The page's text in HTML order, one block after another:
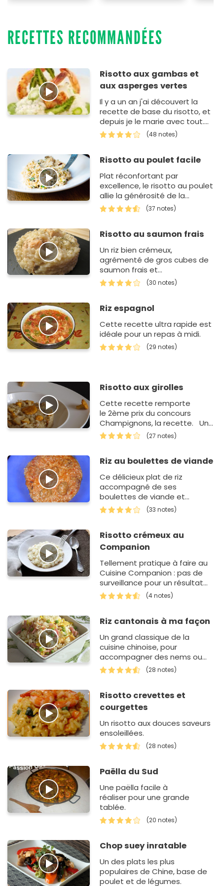
RECETTES RECOMMANDÉES
Risotto aux gambas et
aux asperges vertes
Il y a un an j'ai découvert la
recette de base du risotto, et
depuis je le marie avec tout.
Ici avec des pointes
d'asperges et des gambas.
(48 notes)
Risotto au poulet facile
Plat réconfortant par
excellence, le risotto au poulet
allie la générosité de la
gastronomie italienne à la
simplicité d'u…
(37 notes)
Risotto au saumon frais
Un riz bien crémeux,
agrémenté de gros cubes de
saumon frais et
délicieusement citronné.
(30 notes)
Riz espagnol
Cette recette ultra rapide est
idéale pour un repas à midi.
(29 notes)
Risotto aux girolles
Cette recette remporte
le 2ème prix du concours
Champignons, la recette. Un
risotto tout en saveurs
automnales
(27 notes)
Riz au boulettes de viande
Ce délicieux plat de riz
accompagné de ses
boulettes de viande et
parfumé d'épices d'orient sera
se faire apprécier par qui le
(33 notes)
Risotto crémeux au
Companion
Tellement pratique à faire au
Cuisine Companion : pas de
surveillance pour un résultat
bien crémeux. Vraiment
bluffant.
(4 notes)
Riz cantonais à ma façon
Un grand classique de la
cuisine chinoise, pour
accompagner des nems ou
tout autre plat de votre choix,
les enfants adorent.
(28 notes)
Risotto crevettes et
courgettes
Un risotto aux douces saveurs
ensoleillées.
(28 notes)
Paëlla du Sud
Une paëlla facile à
réaliser pour une grande
tablée.
(20 notes)
Chop suey inratable
Un des plats les plus
populaires de Chine, base de
poulet et de légumes.